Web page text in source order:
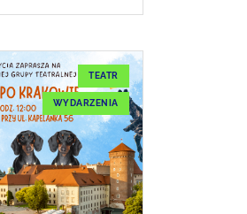
TEATR
WYDARZENIA